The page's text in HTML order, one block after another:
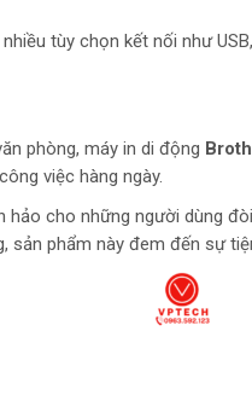
tùy chọn kết nối như
phòng, máy in di động
việc hàng ngày.
hảo cho những người dùng
sản phẩm này đem đến sự